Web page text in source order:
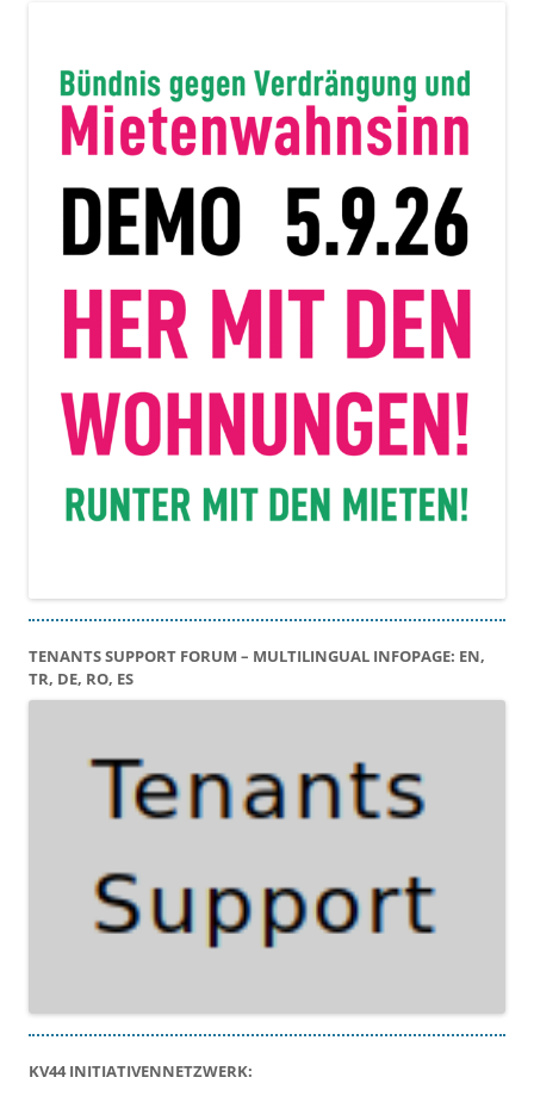
TENANTS SUPPORT FORUM – MULTILINGUAL INFOPAGE: EN,
TR, DE, RO, ES
KV44 INITIATIVENNETZWERK: